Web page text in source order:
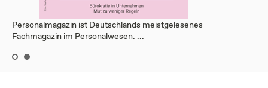
Personalmagazin ist Deutschlands meistgelesenes
Fachmagazin im Personalwesen. ...